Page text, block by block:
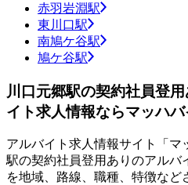
赤羽岩淵駅
東川口駅
南鳩ケ谷駅
鳩ケ谷駅
川口元郷駅の契約社員登
イト求人情報ならマッハバ
アルバイト求人情報サイト「
駅の契約社員登用ありのアルバ
を地域、路線、職種、特徴な